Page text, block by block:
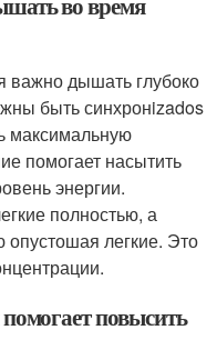
важно дышать глубоко
быть синхронizados
максимальную
помогает насытить
энергии.
полностью, а
опустошая легкие. Это
повысить